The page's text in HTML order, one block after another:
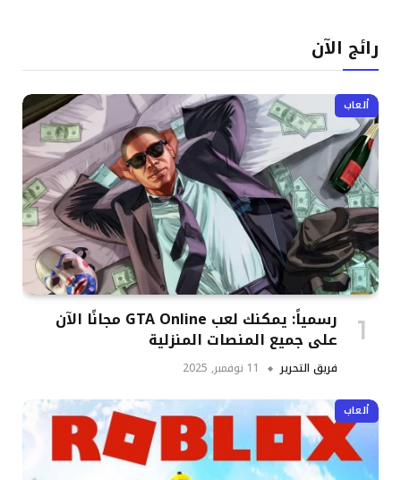
رائج الآن
ألعاب
رسمياً: يمكنك لعب GTA Online مجانًا الآن
على جميع المنصات المنزلية
فريق التحرير 11 نوفمبر, 2025
ألعاب